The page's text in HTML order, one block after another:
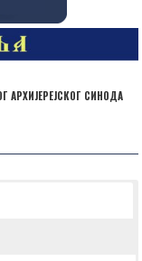
АРХИЈЕРЕЈСКОГ СИНОДА